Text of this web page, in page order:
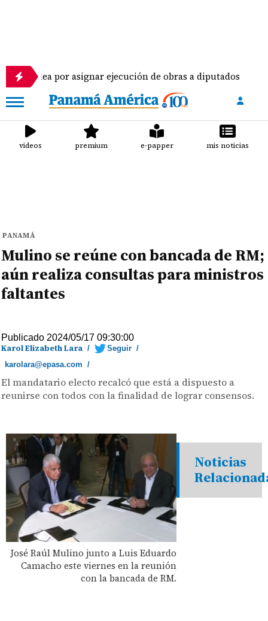
asignar ejecución de obras a diputados
videos premium e-papper mis noticias
PANAMÁ
Mulino se reúne con bancada de RM;
aún realiza consultas para ministros
faltantes
Publicado 2024/05/17 09:30:00
Karol Elizabeth Lara / Seguir /
karolara@epasa.com /
El mandatario electo recalcó que está a dispuesto a
reunirse con todos con la finalidad de lograr consensos.
José Raúl Mulino junto a Luis Eduardo
Camacho este viernes en la reunión
con la bancada de RM.
Noticias